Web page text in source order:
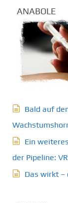
ANABOLE
Bald auf
Ein
der Pipeline:
Das wirkt –